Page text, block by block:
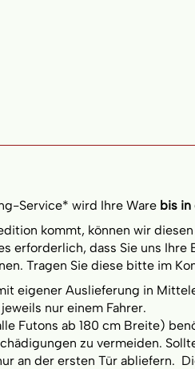
Service* wird Ihre Ware bis in
kommt, können wir
erforderlich, dass Sie uns
Tragen Sie diese bitte im
eigener Auslieferung in
nur einem Fahrer.
Futons ab 180 cm Breite)
zu vermeiden.
an der ersten Tür abliefern.